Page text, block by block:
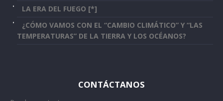
LA ERA DEL FUEGO [*]
¿CÓMO VAMOS CON EL “CAMBIO CLIMÁTICO” Y “LAS
TEMPERATURAS” DE LA TIERRA Y LOS OCÉANOS?
CONTÁCTANOS